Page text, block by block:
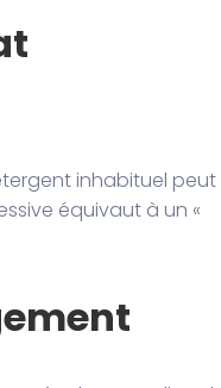
inhabituel peut
équivaut à un «